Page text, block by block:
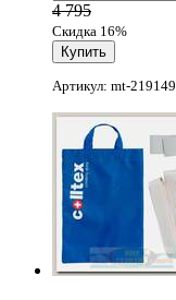
4 795
Скидка 16%
Артикул: mt-219149